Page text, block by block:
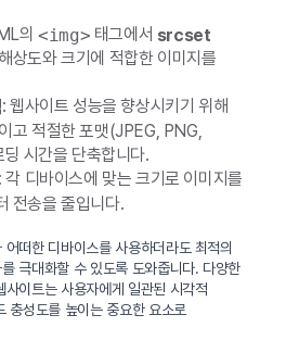
의<img> 태그에서 srcset
상도와 크기에 적합한 이미지를
: 웹사이트 성능을 향상시키기 위해
고 적절한 포맷(JPEG, PNG,
시간을 단축합니다.
: 각 디바이스에 맞는 크기로 이미지를
전송을 줄입니다.
떠한 디바이스를 사용하더라도 최적의
극대화할 수 있도록 도와줍니다. 다양한
이트는 사용자에게 일관된 시각적
충성도를 높이는 중요한 요소로